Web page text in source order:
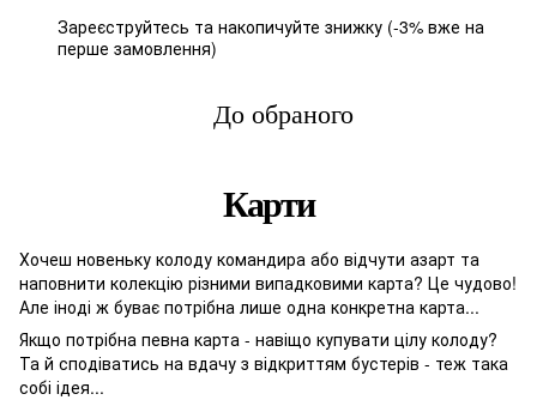
Зареєструйтесь та накопичуйте знижку (-3% вже на
перше замовлення)
До обраного
Карти
Хочеш новеньку колоду командира або відчути азарт та
наповнити колекцію різними випадковими карта? Це чудово!
Але іноді ж буває потрібна лише одна конкретна карта...
Якщо потрібна певна карта - навіщо купувати цілу колоду?
Та й сподіватись на вдачу з відкриттям бустерів - теж така
собі ідея...